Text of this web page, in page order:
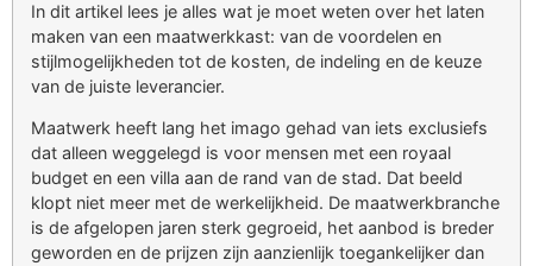
In dit artikel lees je alles wat je moet weten over het laten
maken van een maatwerkkast: van de voordelen en
stijlmogelijkheden tot de kosten, de indeling en de keuze
van de juiste leverancier.
Maatwerk heeft lang het imago gehad van iets exclusiefs
dat alleen weggelegd is voor mensen met een royaal
budget en een villa aan de rand van de stad. Dat beeld
klopt niet meer met de werkelijkheid. De maatwerkbranche
is de afgelopen jaren sterk gegroeid, het aanbod is breder
geworden en de prijzen zijn aanzienlijk toegankelijker dan